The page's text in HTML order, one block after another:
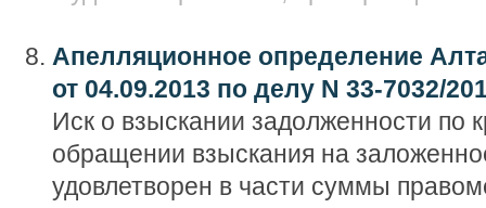
Апелляционное определение
от 04.09.2013 по делу N 33-7032/
Иск о взыскании задолженности по
обращении взыскания на
удовлетворен в части суммы